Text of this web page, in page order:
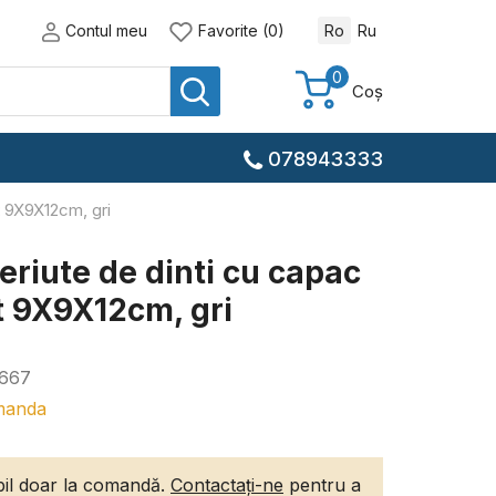
Contul meu Favorite (0) Ro Ru
0
Coș
078943333
gri
de dinti cu capac
9X9X12cm, gri
doar la comandă. Contactați-ne pentru a